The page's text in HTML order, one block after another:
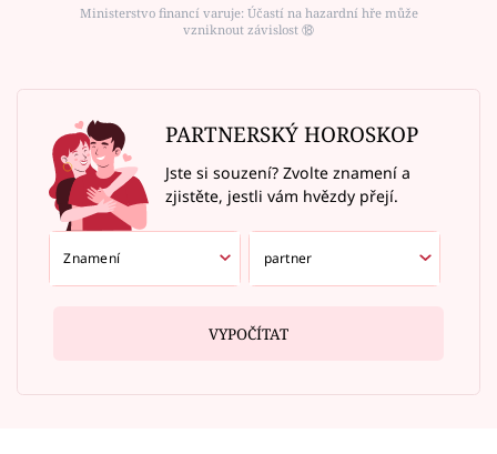
Ministerstvo financí varuje: Účastí na hazardní hře může
vzniknout závislost ⑱
PARTNERSKÝ HOROSKOP
Jste si souzení? Zvolte znamení a
zjistěte, jestli vám hvězdy přejí.
VYPOČÍTAT